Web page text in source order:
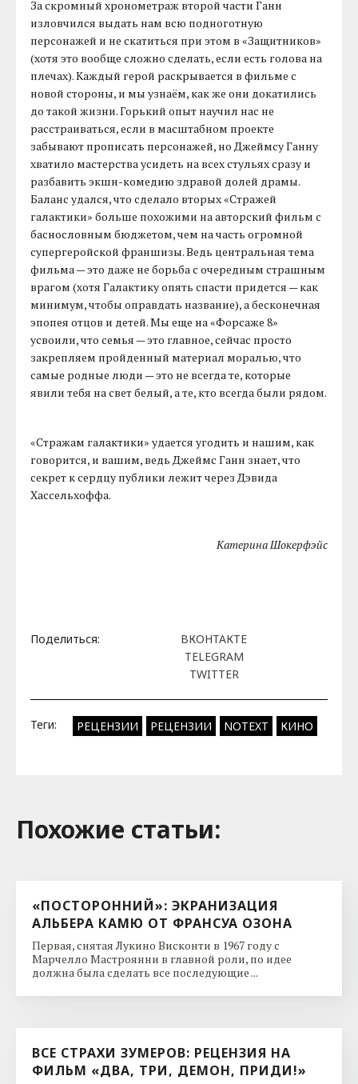
За скромный хронометраж второй части Ганн
изловчился выдать нам всю подноготную
персонажей и не скатиться при этом в «Защитников»
(хотя это вообще сложно сделать, если есть голова на
плечах). Каждый герой раскрывается в фильме с
новой стороны, и мы узнаём, как же они докатились
до такой жизни. Горький опыт научил нас не
расстраиваться, если в масштабном проекте
забывают прописать персонажей, но Джеймсу Ганну
хватило мастерства усидеть на всех стульях сразу и
разбавить экшн-комедию здравой долей драмы.
Баланс удался, что сделало вторых «Стражей
галактики» больше похожими на авторский фильм с
баснословным бюджетом, чем на часть огромной
супергеройской франшизы. Ведь центральная тема
фильма — это даже не борьба с очередным страшным
врагом (хотя Галактику опять спасти придется — как
минимум, чтобы оправдать название), а бесконечная
эпопея отцов и детей. Мы еще на «Форсаже 8»
усвоили, что семья — это главное, сейчас просто
закрепляем пройденный материал моралью, что
самые родные люди — это не всегда те, которые
явили тебя на свет белый, а те, кто всегда были рядом.
«Стражам галактики» удается угодить и нашим, как
говорится, и вашим, ведь Джеймс Ганн знает, что
секрет к сердцу публики лежит через Дэвида
Хассельхоффа.
Катерина Шокерфэйс
Поделиться:
ВКОНТАКТЕ
TELEGRAM
TWITTER
Теги: РЕЦЕНЗИИ РЕЦЕНЗИИ NOTEXT КИНО
Похожие cтатьи:
«ПОСТОРОННИЙ»: ЭКРАНИЗАЦИЯ
АЛЬБЕРА КАМЮ ОТ ФРАНСУА ОЗОНА
Первая, снятая Лукино Висконти в 1967 году с
Марчелло Мастроянни в главной роли, по идее
должна была сделать все последующие ...
ВСЕ СТРАХИ ЗУМЕРОВ: РЕЦЕНЗИЯ НА
ФИЛЬМ «ДВА, ТРИ, ДЕМОН, ПРИДИ!»